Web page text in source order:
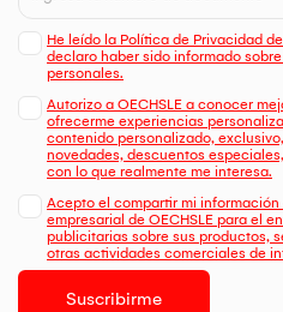
He leído la Política de Privacidad
declaro haber sido informado
personales.
Autorizo a OECHSLE a conocer
ofrecerme experiencias
contenido personalizado,
novedades, descuentos
con lo que realmente me interesa.
Acepto el compartir mi
empresarial de OECHSLE para el
publicitarias sobre sus productos,
otras actividades comerciales de
Suscribirme